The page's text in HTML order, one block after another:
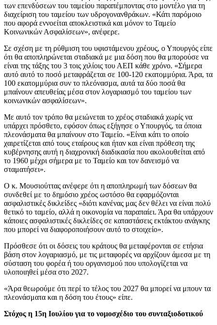
των επενδύσεων του ταμείου παραπέμποντας στο μοντέλο για τη
διαχείριση του ταμείου των υδρογονανθράκων. «Κάτι παρόμοιο
που αφορά εννοείται αποκλειστικά και μόνον το Ταμείο
Κοινωνικών Ασφαλίσεων», ανέφερε.
Σε σχέση με τη ρύθμιση του υφιστάμενου χρέους, ο Υπουργός είπε
ότι θα αποπληρώνεται σταδιακά με μια δόση που θα μπορούσε να
είναι της τάξης του 3 τοις χιλίοις του ΑΕΠ κάθε χρόνο. «Σήμερα
αυτό αυτό το ποσό μεταφράζεται σε 100-120 εκατομμύρια. Άρα, τα
100 εκατομμύρια συν το πλεόνασμα, αυτά τα δύο ποσά θα
μπαίνουν απευθείας μέσα στον λογαριασμό του ταμείου των
κοινωνικών ασφαλίσεων».
Με αυτό τον τρόπο θα μειώνεται το χρέος σταδιακά χωρίς να
υπάρχει πρόσθετο, εφόσον όπως εξήγησε ο Υπουργός, τα όποια
πλεονάσματα θα μπαίνουν στο Ταμείο. «Είναι κάτι το οποίο
χαιρετίζεται από τους εταίρους και ήταν και είναι πρόθεση της
κυβέρνησης αυτή η διαχρονική διαδικασία που ακολουθείται από
το 1960 μέχρι σήμερα με το Ταμείο και τον δανεισμό να
σταματήσει».
Ο κ. Μουσιούττας ανέφερε ότι η αποπληρωμή των δόσεων θα
συνδεθεί με το δημόσιο χρέος ωστόσο θα εφαρμόζονται
ασφαλιστικές δικλείδες «διότι κανένας μας δεν θέλει να είναι πολύ
θετικό το ταμείο, αλλά η οικονομία να παραπαίει. Άρα θα υπάρχουν
κάποιες ασφαλιστικές δικλείδες σε καταστάσεις εκτάκτου ανάγκης
που μπορεί να διαφοροποιήσουν αυτό το στοιχείο».
Πρόσθεσε ότι οι δόσεις του κράτους θα μεταφέρονται σε ετήσια
βάση στον λογαριασμό, με τις μεταφορές να αρχίζουν άμεσα με τη
σύσταση του φορέα ή του οργανισμού που υπολογίζεται να
υλοποιηθεί μέσα στο 2027.
«Άρα θεωρούμε ότι περί το τέλος του 2027 θα μπορεί να μπουν τα
πλεονάσματα και η δόση του έτους» είπε.
Στόχος η 15η Ιουλίου για το νομοσχέδιο του συνταξιοδοτικού